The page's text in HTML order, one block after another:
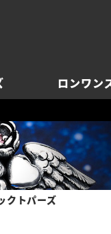
ロンワン
クトパーズ